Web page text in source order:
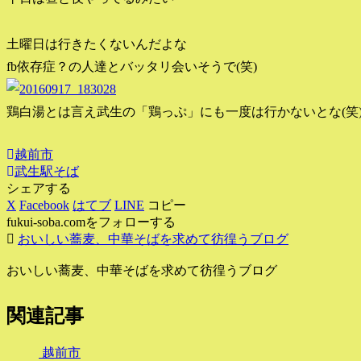
土曜日は行きたくないんだよな
fb依存症？の人達とバッタリ会いそうで(笑)
鶏白湯とは言え武生の「鶏っぷ」にも一度は行かないとな(笑
越前市
武生駅そば
シェアする
X Facebook はてブ LINE コピー
fukui-soba.comをフォローする
おいしい蕎麦、中華そばを求めて彷徨うブログ
おいしい蕎麦、中華そばを求めて彷徨うブログ
関連記事
越前市